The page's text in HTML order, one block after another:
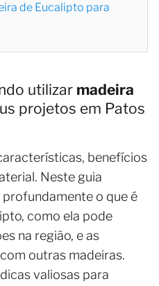
de Eucalipto para
utilizar madeira
projetos em Patos
benefícios
Neste guia
o que é
como ela pode
na região, e as
outras madeiras.
valiosas para